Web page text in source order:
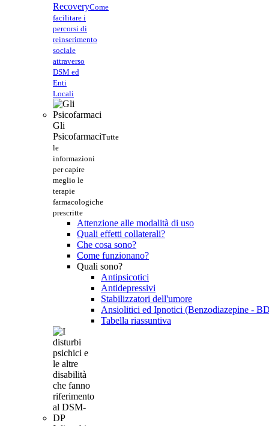
RecoveryCome
facilitare i
percorsi di
reinserimento
sociale
attraverso
DSM ed
Enti
Locali
Gli
PsicofarmaciTutte
le
informazioni
per capire
meglio le
terapie
farmacologiche
prescritte
Attenzione alle modalità di uso
Quali effetti collaterali?
Che cosa sono?
Come funzionano?
Quali sono?
Antipsicotici
Antidepressivi
Stabilizzatori dell'umore
Ansiolitici ed Ipnotici (Benzodiazepine -
Tabella riassuntiva